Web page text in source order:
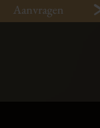
Aanvragen